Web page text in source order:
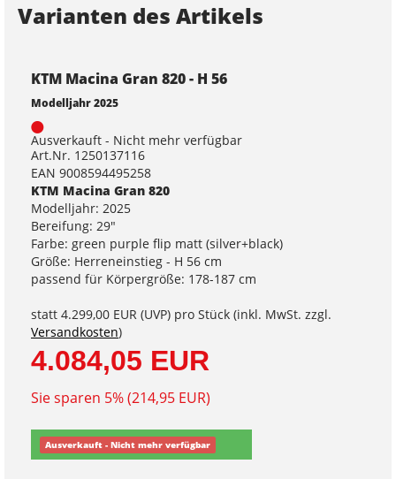
Varianten des Artikels
KTM Macina Gran 820 - H 56
Modelljahr 2025
Ausverkauft - Nicht mehr verfügbar
Art.Nr. 1250137116
EAN 9008594495258
KTM Macina Gran 820
Modelljahr: 2025
Bereifung: 29"
Farbe: green purple flip matt (silver+black)
Größe: Herreneinstieg - H 56 cm
passend für Körpergröße: 178-187 cm
statt 4.299,00 EUR (UVP) pro Stück (inkl. MwSt. zzgl.
Versandkosten)
4.084,05 EUR
Sie sparen 5% (214,95 EUR)
Ausverkauft - Nicht mehr verfügbar